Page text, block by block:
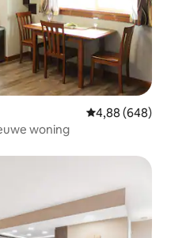
Gemiddelde
4,88 (648)
woning